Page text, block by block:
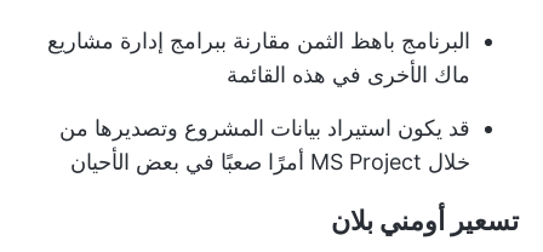
البرنامج باهظ الثمن مقارنة ببرامج إدارة مشاريع
ماك الأخرى في هذه القائمة
قد يكون استيراد بيانات المشروع وتصديرها من
خلال MS Project أمرًا صعبًا في بعض الأحيان
تسعير أومني بلان